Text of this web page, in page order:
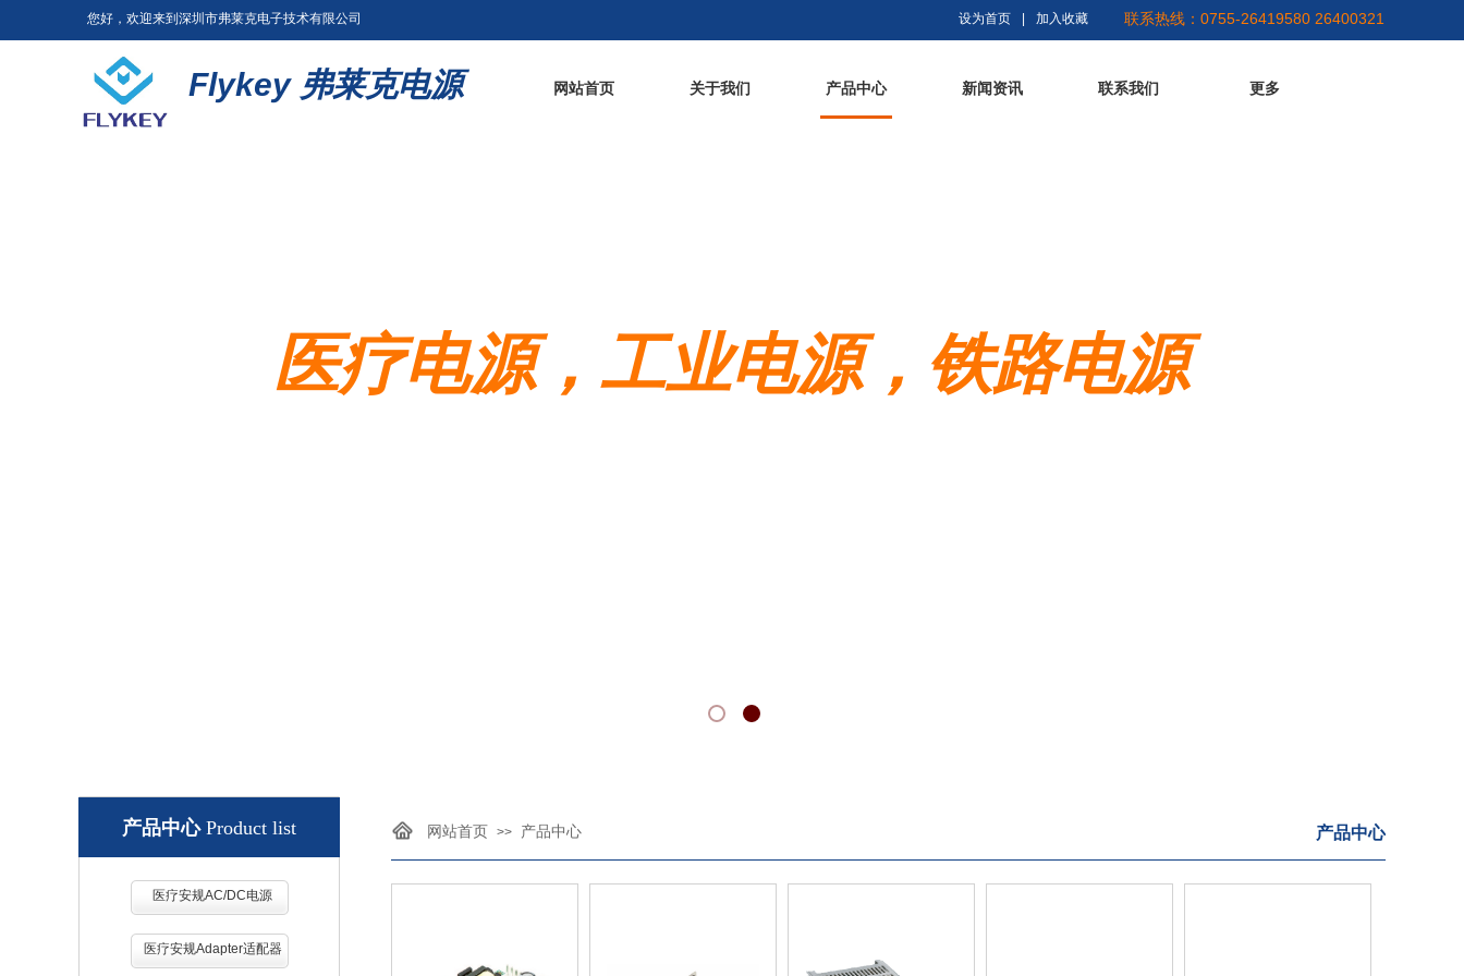
设为首页 加入收藏 联系热线：0755-26419580 26400321
您好，欢迎来到深圳市弗莱克电子技术有限公司
网站首页 关于我们 产品中心 新闻资讯 联系我们 更多
Flykey 弗莱克电源
医疗电源，工业电源，铁路电源
产品中心 Product list
医疗安规AC/DC电源
医疗安规Adapter适配器
产品中心
网站首页 >> 产品中心